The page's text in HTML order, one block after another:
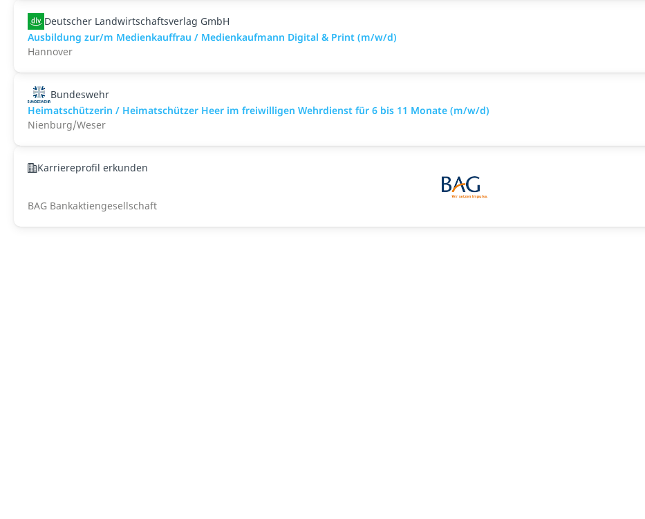
Deutscher Landwirtschaftsverlag GmbH
Ausbildung zur/m Medienkauffrau / Medienkaufmann Digital & Print (m/w/d)
Hannover
Bundeswehr
Heimatschützerin / Heimatschützer Heer im freiwilligen Wehrdienst für 6 bis 11 Monate (m/w/d)
Nienburg/Weser
Karriereprofil erkunden
BAG Bankaktiengesellschaft